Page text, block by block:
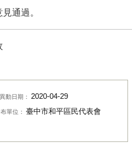
通過。
動日期： 2020-04-29
單位： 臺中市和平區民代表會